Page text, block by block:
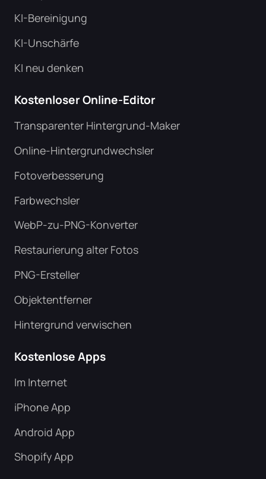
KI-Bereinigung
KI-Unschärfe
KI neu denken
Kostenloser Online-Editor
Transparenter Hintergrund-Maker
Online-Hintergrundwechsler
Fotoverbesserung
Farbwechsler
WebP-zu-PNG-Konverter
Restaurierung alter Fotos
PNG-Ersteller
Objektentferner
Hintergrund verwischen
Kostenlose Apps
Im Internet
iPhone App
Android App
Shopify App